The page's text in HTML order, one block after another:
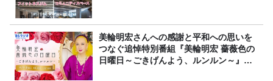
美輪明宏さんへの感謝と平和への思いを
つなぐ追悼特別番組『美輪明宏 薔薇色の
日曜日～ごきげんよう、ルンルン～』